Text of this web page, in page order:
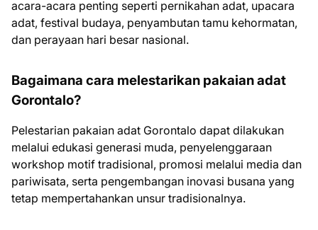
acara-acara penting seperti pernikahan adat, upacara
adat, festival budaya, penyambutan tamu kehormatan,
dan perayaan hari besar nasional.
Bagaimana cara melestarikan pakaian adat
Gorontalo?
Pelestarian pakaian adat Gorontalo dapat dilakukan
melalui edukasi generasi muda, penyelenggaraan
workshop motif tradisional, promosi melalui media dan
pariwisata, serta pengembangan inovasi busana yang
tetap mempertahankan unsur tradisionalnya.